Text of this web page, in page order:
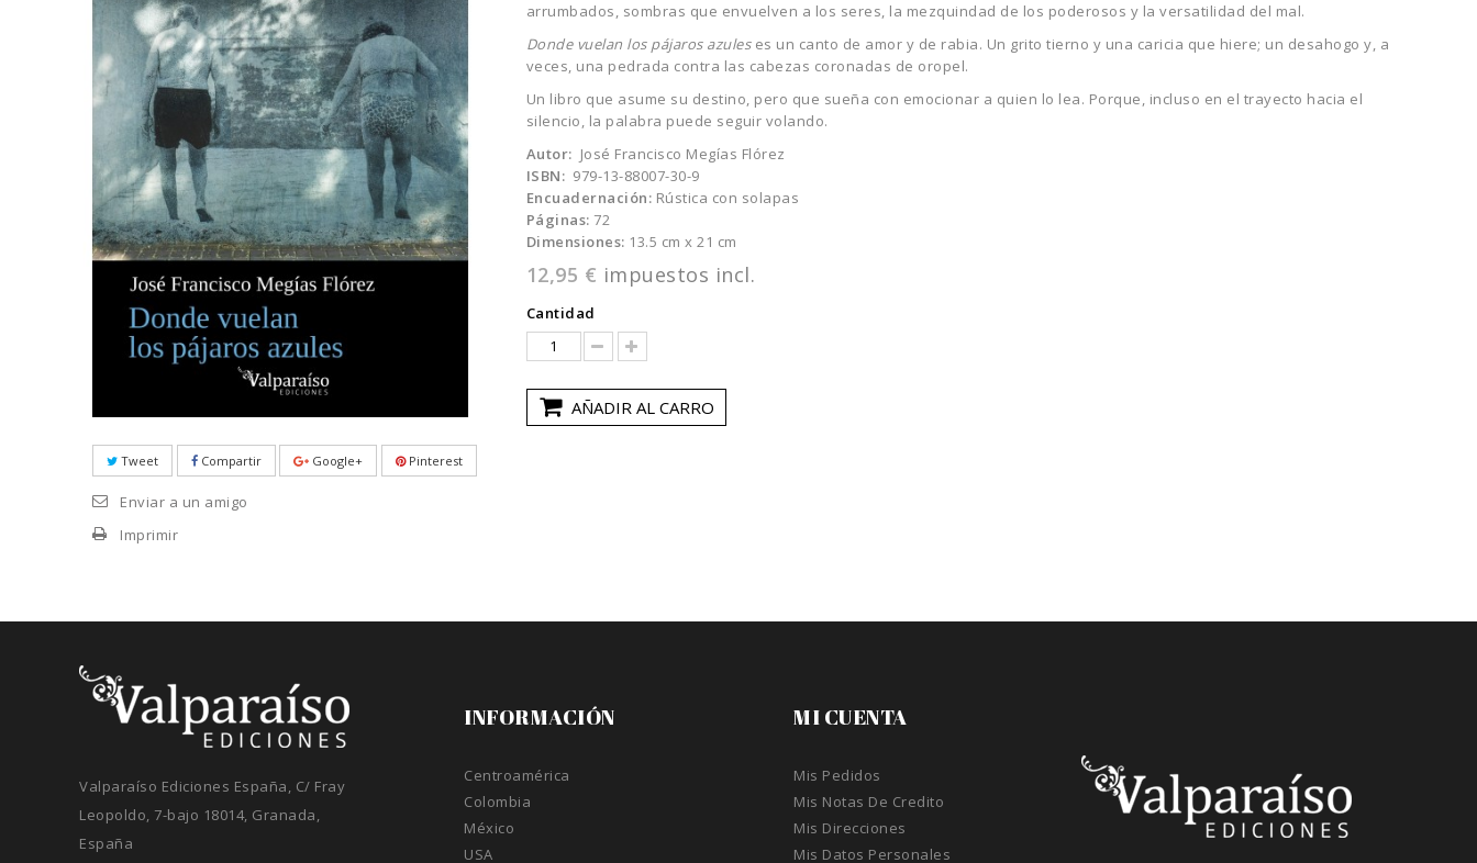
Tweet Compartir Google+ Pinterest
Enviar a un amigo
Imprimir
arrumbados, sombras que envuelven a los seres, la mezquindad de los poderosos y la versatilidad del mal.
Donde vuelan los pájaros azuleses un canto de amor y de rabia. Un grito tierno y una caricia que hiere; un desahogo y, a
veces, una pedrada contra las cabezas coronadas de oropel.
Un libro que asume su destino, pero que sueña con emocionar a quien lo lea. Porque, incluso en el trayecto hacia el
silencio, la palabra puede seguir volando.
Autor: José Francisco Megías Flórez
ISBN: 979-13-88007-30-9
Encuadernación: Rústica con solapas
Páginas: 72
Dimensiones: 13.5 cm x 21 cm
12,95 € impuestos incl.
Cantidad
AÑADIR AL CARRO
MI CUENTA
Mis Pedidos
Mis Notas De Credito
Mis Direcciones
Mis Datos Personales
INFORMACIÓN
Centroamérica
Colombia
México
USA
Valparaíso Ediciones España, C/ Fray
Leopoldo, 7-bajo 18014, Granada,
España